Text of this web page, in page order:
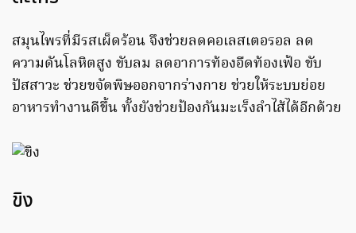
สมุนไพรที่มีรสเผ็ดร้อน จึงช่วยลดคอเลสเตอรอล ลด
ความดันโลหิตสูง ขับลม ลดอาการท้องอืดท้องเฟ้อ ขับ
ปัสสาวะ ช่วยขจัดพิษออกจากร่างกาย ช่วยให้ระบบย่อย
อาหารทำงานดีขึ้น ทั้งยังช่วยป้องกันมะเร็งลำไส้ได้อีกด้วย
ขิง